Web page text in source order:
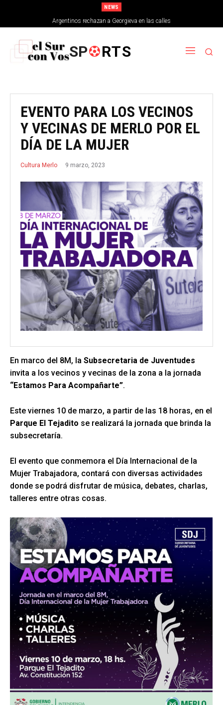
NEWS
Argentinos rechazan a Georgieva en las calles
SP RTS
EVENTO PARA LOS VECINOS
Y VECINAS DE MERLO POR EL
DÍA DE LA MUJER
Cultura Merlo 9 marzo, 2023
En marco del 8M, la Subsecretaria de Juventudes
invita a los vecinos y vecinas de la zona a la jornada
“Estamos Para Acompañarte”.
Este viernes 10 de marzo, a partir de las 18 horas, en el
Parque El Tejadito se realizará la jornada que brinda la
subsecretaría.
El evento que conmemora el Día Internacional de la
Mujer Trabajadora, contará con diversas actividades
donde se podrá disfrutar de música, debates, charlas,
talleres entre otras cosas.